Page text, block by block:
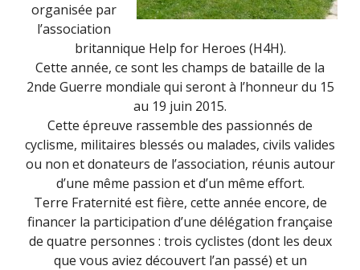
organisée par
l’association
britannique Help for Heroes (H4H).
Cette année, ce sont les champs de bataille de la
2nde Guerre mondiale qui seront à l’honneur du 15
au 19 juin 2015.
Cette épreuve rassemble des passionnés de
cyclisme, militaires blessés ou malades, civils valides
ou non et donateurs de l’association, réunis autour
d’une même passion et d’un même effort.
Terre Fraternité est fière, cette année encore, de
financer la participation d’une délégation française
de quatre personnes : trois cyclistes (dont les deux
que vous aviez découvert l’an passé) et un